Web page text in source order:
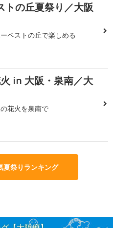
トの丘夏祭り／大阪
ベストの丘で楽しめる
in 大阪・泉南／大
花火を泉南で
夏祭りランキング